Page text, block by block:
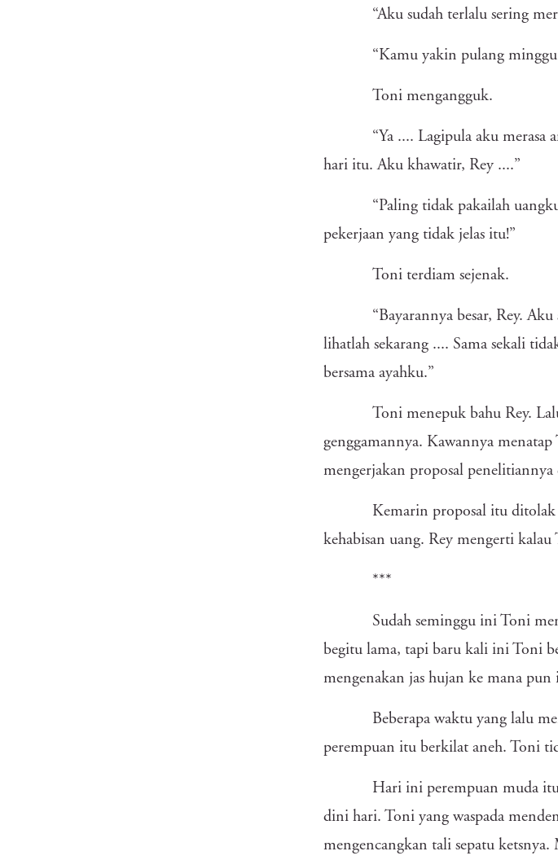
“Aku sudah terlalu sering
“Kamu yakin pulang minggu
Toni mengangguk.
“Ya .... Lagipula aku merasa
hari itu. Aku khawatir, Rey ....”
“Paling tidak pakailah
pekerjaan yang tidak jelas itu!”
Toni terdiam sejenak.
“Bayarannya besar, Rey.
lihatlah sekarang .... Sama sekali
bersama ayahku.”
Toni menepuk bahu Rey.
genggamannya. Kawannya
mengerjakan proposal penelitiannya
Kemarin proposal itu
kehabisan uang. Rey mengerti
***
Sudah seminggu ini Toni
begitu lama, tapi baru kali ini Toni
mengenakan jas hujan ke mana pun
Beberapa waktu yang lalu
perempuan itu berkilat aneh. Toni
Hari ini perempuan muda
dini hari. Toni yang waspada
mengencangkan tali sepatu